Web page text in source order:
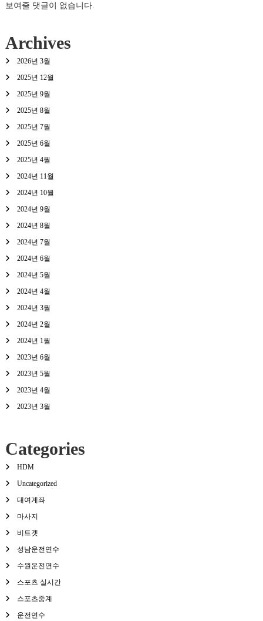
보여줄 댓글이 없습니다.
Archives
2026년 3월
2025년 12월
2025년 9월
2025년 8월
2025년 7월
2025년 6월
2025년 4월
2024년 11월
2024년 10월
2024년 9월
2024년 8월
2024년 7월
2024년 6월
2024년 5월
2024년 4월
2024년 3월
2024년 2월
2024년 1월
2023년 6월
2023년 5월
2023년 4월
2023년 3월
Categories
HDM
Uncategorized
대여계좌
마사지
비트겟
성남운전연수
수원운전연수
스포츠 실시간
스포츠중계
운전연수